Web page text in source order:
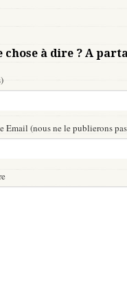
chose à dire ? A
Email (nous ne le publierons